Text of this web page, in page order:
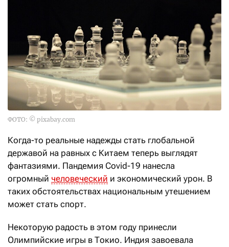
ФОТО: © pixabay.com
Когда-то реальные надежды стать глобальной
державой на равных с Китаем теперь выглядят
фантазиями. Пандемия Covid-19 нанесла
огромный человеческий и экономический урон. В
таких обстоятельствах национальным утешением
может стать спорт.
Некоторую радость в этом году принесли
Олимпийские игры в Токио. Индия завоевала